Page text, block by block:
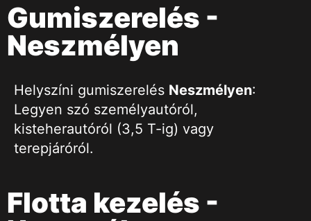
Gumiszerelés -
Neszmélyen
Helyszíni gumiszerelés Neszmélyen:
Legyen szó személyautóról,
kisteherautóról (3,5 T-ig) vagy
terepjáróról.
Flotta kezelés -